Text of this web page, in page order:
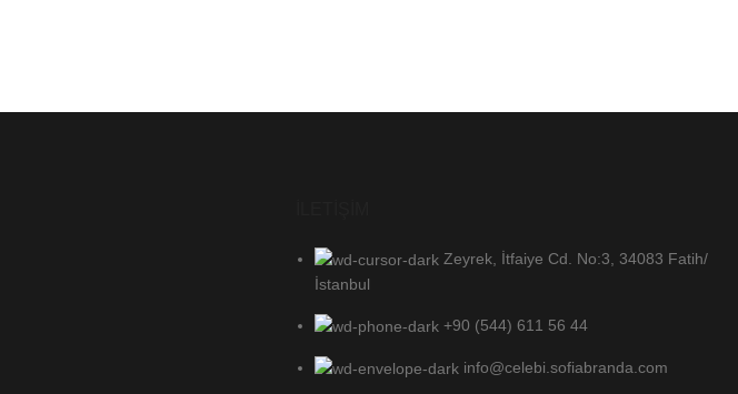
Zeyrek, İtfaiye Cd. No:3, 34083 Fatih/
İstanbul
+90 (544) 611 56 44
info@celebi.sofiabranda.com